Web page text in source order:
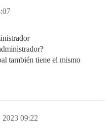
también tiene el mismo
2023 09:22